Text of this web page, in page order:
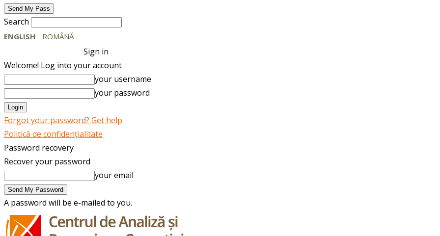
Search
ENGLISH ROMÂNĂ
Sign in
Welcome! Log into your account
your username
your password
Forgot your password? Get help
Politică de confidențialitate
Password recovery
Recover your password
your email
A password will be e-mailed to you.